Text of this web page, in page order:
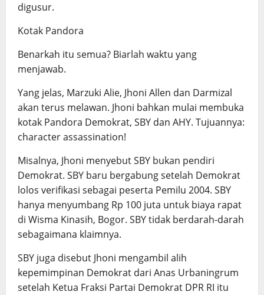
digusur.
Kotak Pandora
Benarkah itu semua? Biarlah waktu yang
menjawab.
Yang jelas, Marzuki Alie, Jhoni Allen dan Darmizal
akan terus melawan. Jhoni bahkan mulai membuka
kotak Pandora Demokrat, SBY dan AHY. Tujuannya:
character assassination!
Misalnya, Jhoni menyebut SBY bukan pendiri
Demokrat. SBY baru bergabung setelah Demokrat
lolos verifikasi sebagai peserta Pemilu 2004. SBY
hanya menyumbang Rp 100 juta untuk biaya rapat
di Wisma Kinasih, Bogor. SBY tidak berdarah-darah
sebagaimana klaimnya.
SBY juga disebut Jhoni mengambil alih
kepemimpinan Demokrat dari Anas Urbaningrum
setelah Ketua Fraksi Partai Demokrat DPR RI itu